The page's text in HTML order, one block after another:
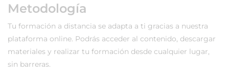
Metodología
Tu formación a distancia se adapta a ti gracias a nuestra
plataforma online. Podrás acceder al contenido, descargar
materiales y realizar tu formación desde cualquier lugar,
sin barreras.